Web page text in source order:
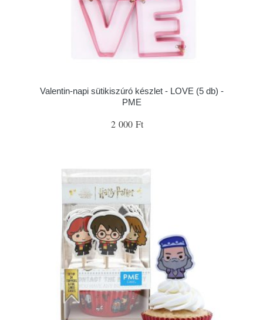
Valentin-napi sütikiszúró készlet - LOVE (5 db) -
PME
2 000 Ft